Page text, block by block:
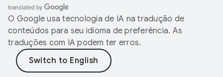
O Google usa tecnologia de IA na tradução de
conteúdos para seu idioma de preferência. As
traduções com IA podem ter erros.